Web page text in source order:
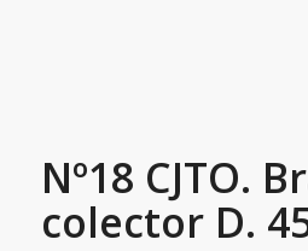
Nº18 CJTO.
colector D.